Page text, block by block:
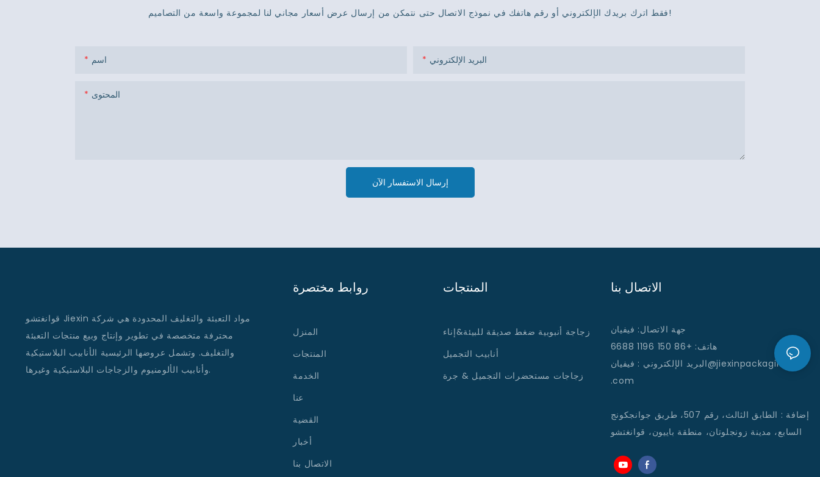
فقط اترك بريدك الإلكتروني أو رقم هاتفك في نموذج الاتصال حتى نتمكن من إرسال عرض أسعار مجاني لنا لمجموعة واسعة من التصاميم!
اسم البريد الإلكتروني
المحتوى
إرسال الاستفسار الآن
قوانغتشو Jiexin مواد التعبئة والتغليف المحدودة هي شركة
محترفة متخصصة في تطوير وإنتاج وبيع منتجات التعبئة
والتغليف. وتشمل عروضها الرئيسية الأنابيب البلاستيكية
وأنابيب الألومنيوم والزجاجات البلاستيكية وغيرها.
روابط مختصرة
المنزل
المنتجات
الخدمة
عنا
القضية
أخبار
الاتصال بنا
المنتجات
زجاجة أنبوبية ضغط صديقة للبيئة&إناء
أنابيب التجميل
زجاجات مستحضرات التجميل & جرة
الاتصال بنا
جهة الاتصال: فيفيان
هاتف: +86 150 1196 6688
البريد الإلكتروني: فيفيان@jiexinpackaging
.com
إضافة :
الطابق الثالث، رقم 507، طريق جوانجكونج
السابع، مدينة زونجلوتان، منطقة باييون، قوانغتشو